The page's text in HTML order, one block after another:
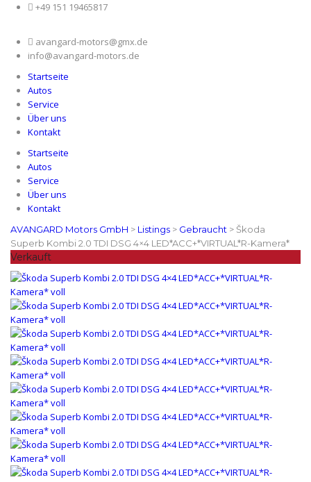
+49 151 19465817
avangard-motors@gmx.de
info@avangard-motors.de
Startseite
Autos
Service
Über uns
Kontakt
Startseite
Autos
Service
Über uns
Kontakt
AVANGARD Motors GmbH > Listings > Gebraucht > Škoda
Superb Kombi 2.0 TDI DSG 4×4 LED*ACC+*VIRTUAL*R-Kamera*
Verkauft